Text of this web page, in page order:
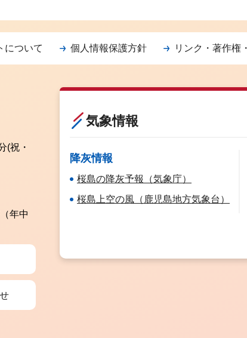
について 個人情報保護方針 リンク・著作権
(祝・
年中
気象情報
降灰情報
桜島の降灰予報（気象庁）
桜島上空の風（鹿児島地方気象台）